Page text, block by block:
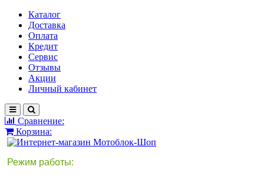
Каталог
Доставка
Оплата
Кредит
Сервис
Отзывы
Акции
Личный кабинет
Сравнение:
Корзина:
Режим работы: